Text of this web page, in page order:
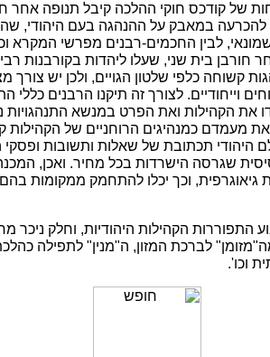
של קודכס חוקי ההלכה קיבל תנופה אחר
להכרעה במאבק על ההנהגה בעם היהודי,
לבין החכמים-רבנים מפרשי המקרא
חורבן בית שני, שעלו ליהדות בקורבנות
קשוחה כלפי שלטון הגויים, ולכן יש צורך
וייחודיים. לצורך זה תיקנו הרבנים כללי
את הקהילות ואת הפרט במנשא התנהגויות
מעמדם כמנהיגים הרוחניים של הקהילות
היהודי תכתובת של שאלות ותשובות
שגרסה הישרדות בכל מחיר. ואכן,
וכך יכלו להתחמק ממקומות בהם
התפוררות הקהילות היהודיות, וחלק ניכר
לברכת המזון, ה"מנין" לתפילה
וכו'.